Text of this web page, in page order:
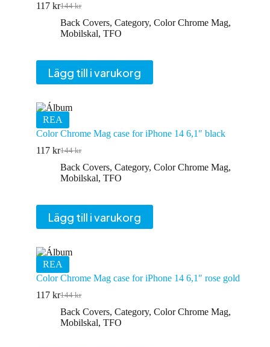
144kr
Det
ursprungliga
priset
117 krDet
nuvarande
priset
Back Covers, Category, Color Chrome Mag,
Mobilskal, TFO
Lägg till i varukorg
REA
Color Chrome Mag case for iPhone 14 6,1″ black
144kr
Det
ursprungliga
priset
117 krDet
nuvarande
priset
Back Covers, Category, Color Chrome Mag,
Mobilskal, TFO
Lägg till i varukorg
REA
Color Chrome Mag case for iPhone 14 6,1″ rose gold
144kr
Det
ursprungliga
priset
117 krDet
nuvarande
priset
Back Covers, Category, Color Chrome Mag,
Mobilskal, TFO